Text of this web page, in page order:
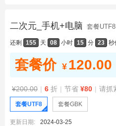
二次元_手机+电脑 套餐UTF8
还剩 155 天 08 小时 15 分 23 秒
套餐价 ¥ 120.00
¥200.00 | 6 折 | 节省 ¥80 | 请抓
套餐UTF8 套餐GBK
更新日期:
2024-03-25